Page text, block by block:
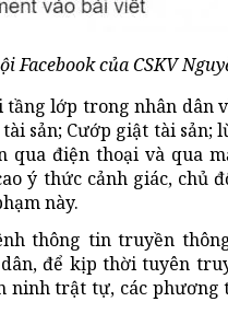
của CSKV
lớp trong nhân dân
sản; Cướp giật tài sản;
điện thoại và qua
ý thức cảnh giác, chủ
này.
thông tin truyền
để kịp thời tuyên
trật tự, các phương